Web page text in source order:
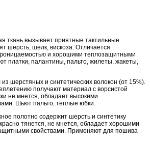
ткань вызывает приятные тактильные
шерсть, шелк, вискоза. Отличается
и хорошими теплозащитными
платки, палантины, пальто, жилеты, жакеты,
шерстяных и синтетических волокон (от 15%).
получают материал с ворсистой
не мнется, обладает высокими
Шьют пальто, теплые юбки.
полотно содержит шерсть и синтетику
тянется, не мнется, обладает хорошими
свойствами. Применяют для пошива